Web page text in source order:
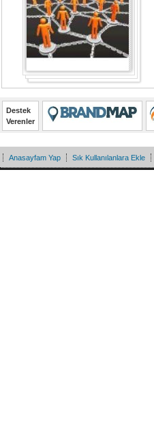
Destek
Verenler
Anasayfam Yap Sık Kullanılanlara Ekle